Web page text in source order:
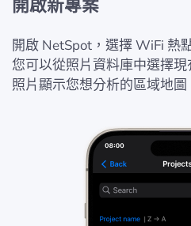
開啟新專案
開啟 NetSpot，選擇 WiFi 熱
您可以從照片資料庫中選擇
照片顯示您想分析的區域地圖